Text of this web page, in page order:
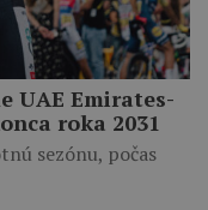
UAE Emirates-
roka 2031
sezónu, počas